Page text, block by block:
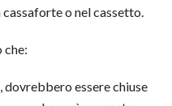
cassaforte o nel cassetto.
che:
dovrebbero essere chiuse